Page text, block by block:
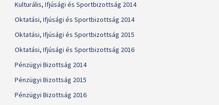
Kulturális, Ifjúsági és Sportbizottság 2014
Oktatási, Ifjúsági és Sportbizottság 2014
Oktatási, Ifjúsági és Sportbizottság 2015
Oktatási, Ifjúsági és Sportbizottság 2016
Pénzügyi Bizottság 2014
Pénzügyi Bizottság 2015
Pénzügyi Bizottság 2016